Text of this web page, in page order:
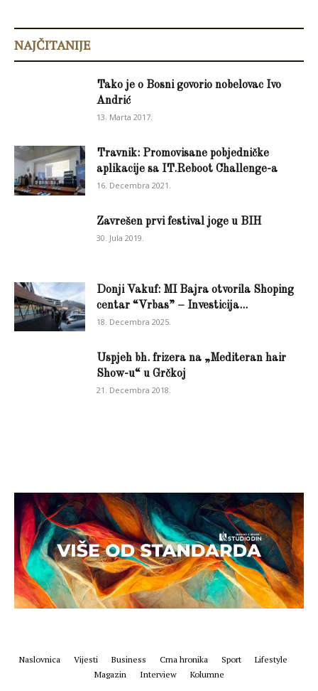
NAJČITANIJE
Tako je o Bosni govorio nobelovac Ivo
Andrić
13. Marta 2017.
Travnik: Promovisane pobjedničke
aplikacije sa IT.Reboot Challenge-a
16. Decembra 2021.
Zavrešen prvi festival joge u BIH
30. Jula 2019.
Donji Vakuf: MI Bajra otvorila Shoping
centar “Vrbas” – Investicija...
18. Decembra 2025.
Uspjeh bh. frizera na „Mediteran hair
Show-u“ u Grčkoj
21. Decembra 2018.
Naslovnica Vijesti Business Crna hronika Sport
Lifestyle
Magazin
Interview Kolumne